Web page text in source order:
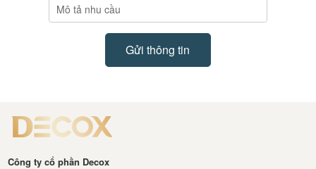
Công ty cổ phần Decox